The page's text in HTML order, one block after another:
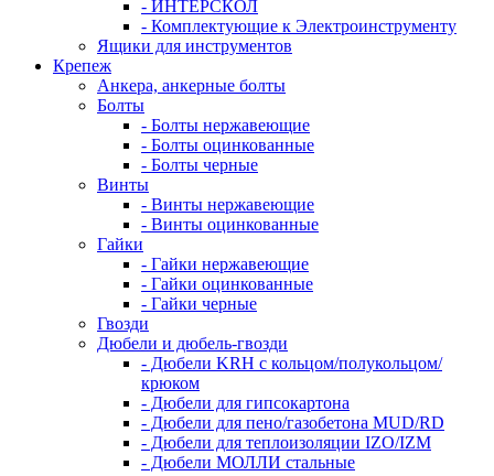
- ИНТЕРСКОЛ
- Комплектующие к Электроинструменту
Ящики для инструментов
Крепеж
Анкера, анкерные болты
Болты
- Болты нержавеющие
- Болты оцинкованные
- Болты черные
Винты
- Винты нержавеющие
- Винты оцинкованные
Гайки
- Гайки нержавеющие
- Гайки оцинкованные
- Гайки черные
Гвозди
Дюбели и дюбель-гвозди
- Дюбели KRH с кольцом/полукольцом/
крюком
- Дюбели для гипсокартона
- Дюбели для пено/газобетона MUD/RD
- Дюбели для теплоизоляции IZO/IZM
- Дюбели МОЛЛИ стальные